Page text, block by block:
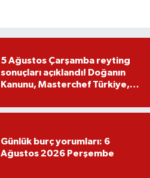
5 Ağustos Çarşamba reyting
sonuçları açıklandı! Doğanın
Kanunu, Masterchef Türkiye,
Günlük burç yorumları: 6
Ağustos 2026 Perşembe